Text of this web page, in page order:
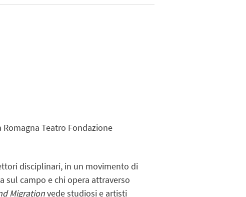
Teatro Fondazione
disciplinari, in un movimento di
sul campo e chi opera attraverso
Migrationvede studiosi e artisti